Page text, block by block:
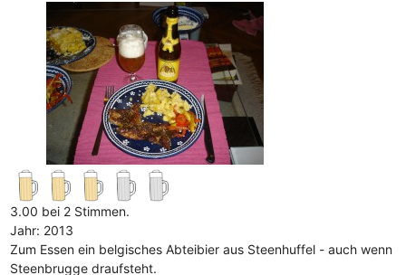
3.00 bei 2 Stimmen.
Jahr: 2013
Zum Essen ein belgisches Abteibier aus Steenhuffel - auch wenn
Steenbrugge draufsteht.